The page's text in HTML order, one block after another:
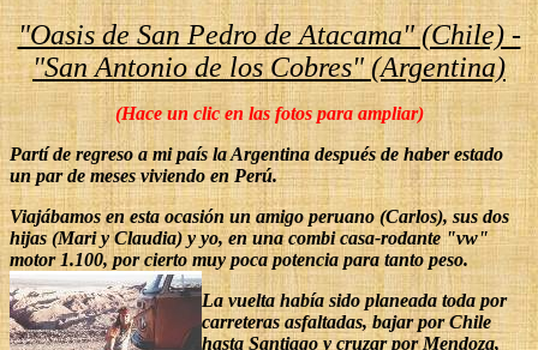
"Oasis de San Pedro de Atacama" (Chile) -
"San Antonio de los Cobres" (Argentina)
(Hace un clic en las fotos para ampliar)
Partí de regreso a mi país la Argentina después de haber estado
un par de meses viviendo en Perú.
Viajábamos en esta ocasión un amigo peruano (Carlos), sus dos
hijas (Mari y Claudia) y yo, en una combi casa-rodante "vw"
motor 1.100, por cierto muy poca potencia para tanto peso.
La vuelta había sido planeada toda por
carreteras asfaltadas, bajar por Chile
hasta Santiago y cruzar por Mendoza,